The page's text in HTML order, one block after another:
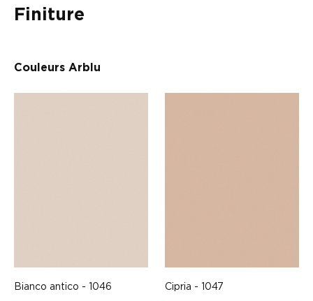
Finiture
Couleurs Arblu
Bianco antico - 1046 Cipria - 1047